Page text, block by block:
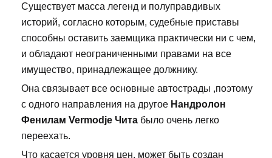
Существует масса легенд и полуправдивых
историй, согласно которым, судебные приставы
способны оставить заемщика практически ни с чем,
и обладают неограниченными правами на все
имущество, принадлежащее должнику.
Она связывает все основные автострады ,поэтому
с одного направления на другое Нандролон
Фенилам Vermodje Чита было очень легко
переехать.
Что касается уровня цен, может быть создан